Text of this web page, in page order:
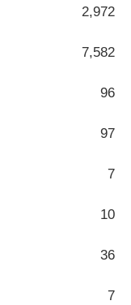
2,972
7,582
96
97
7
10
36
7